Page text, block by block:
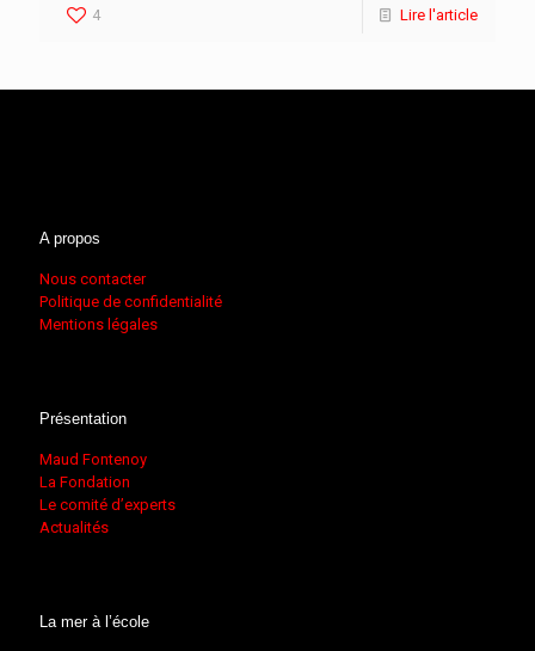
4 Lire l'article
A propos
Nous contacter
Politique de confidentialité
Mentions légales
Présentation
Maud Fontenoy
La Fondation
Le comité d’experts
Actualités
La mer à l’école